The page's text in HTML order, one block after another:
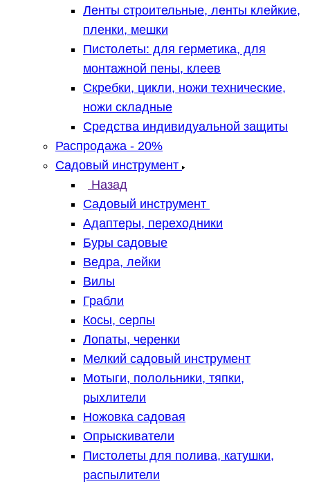
Ленты строительные, ленты клейкие,
пленки, мешки
Пистолеты: для герметика, для
монтажной пены, клеев
Скребки, цикли, ножи технические,
ножи складные
Средства индивидуальной защиты
Распродажа - 20%
Садовый инструмент
Назад
Садовый инструмент
Адаптеры, переходники
Буры садовые
Ведра, лейки
Вилы
Грабли
Косы, серпы
Лопаты, черенки
Мелкий садовый инструмент
Мотыги, полольники, тяпки,
рыхлители
Ножовка садовая
Опрыскиватели
Пистолеты для полива, катушки,
распылители